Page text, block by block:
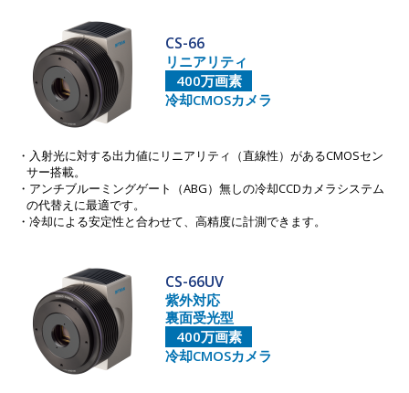
CS-66
リニアリティ
400万画素
冷却CMOSカメラ
入射光に対する出力値にリニアリティ（直線性）があるCMOSセン
サー搭載。
アンチブルーミングゲート（ABG）無しの冷却CCDカメラシステム
の代替えに最適です。
冷却による安定性と合わせて、高精度に計測できます。
CS-66UV
紫外対応
裏面受光型
400万画素
冷却CMOSカメラ